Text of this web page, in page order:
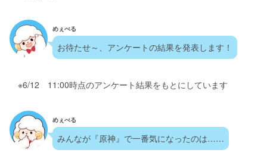
めぇべる
お待たせ～、アンケートの結果を発表します！
※6/12　11:00時点のアンケート結果をもとにしています
めぇべる
みんなが『原神』で一番気になったのは……